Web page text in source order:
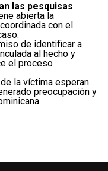
las pesquisas
abierta la
con el
de identificar a
al hecho y
el proceso
la víctima esperan
preocupación y